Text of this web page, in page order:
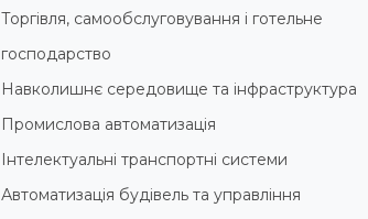
Торгівля, самообслуговування і готельне
господарство
Навколишнє середовище та інфраструктура
Промислова автоматизація
Інтелектуальні транспортні системи
Автоматизація будівель та управління